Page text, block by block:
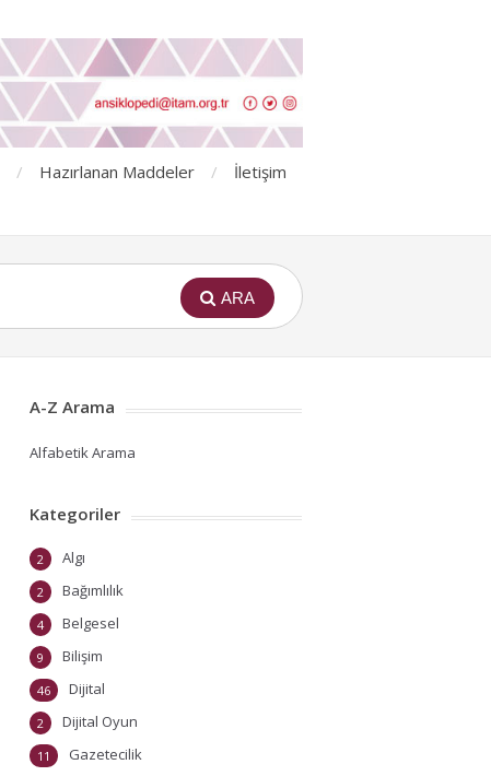
Hazırlanan Maddeler İletişim
ARA
A-Z Arama
Alfabetik Arama
Kategoriler
Algı
2
Bağımlılık
2
Belgesel
4
Bilişim
9
Dijital
46
Dijital Oyun
2
Gazetecilik
11